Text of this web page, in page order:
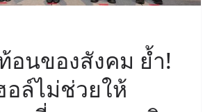
อนของสังคม ย้ำ!
ล์ไม่ช่วยให้